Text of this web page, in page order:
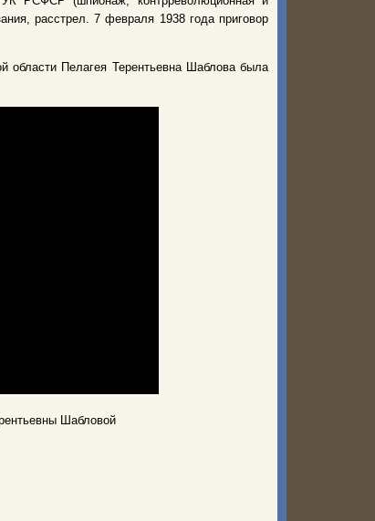
расстрел. 7 февраля 1938 года приговор
области Пелагея Терентьевна Шаблова была
Шабловой